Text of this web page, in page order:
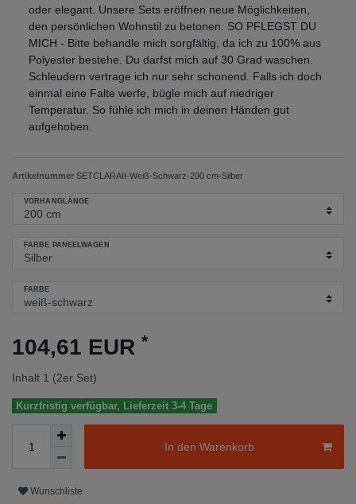
oder elegant. Unsere Sets eröffnen neue Möglichkeiten,
den persönlichen Wohnstil zu betonen. SO PFLEGST DU
MICH - Bitte behandle mich sorgfältig, da ich zu 100% aus
Polyester bestehe. Du darfst mich auf 30 Grad waschen.
Schleudern vertrage ich nur sehr schonend. Falls ich doch
einmal eine Falte werfe, bügle mich auf niedriger
Temperatur. So fühle ich mich in deinen Händen gut
aufgehoben.
Artikelnummer SETCLARAII-Weiß-Schwarz-200 cm-Silber
VORHANGLÄNGE
FARBE PANEELWAGEN
FARBE
104,61 EUR *
Inhalt 1 (2er Set)
Kurzfristig verfügbar, Lieferzeit 3-4 Tage
In den Warenkorb
Wunschliste